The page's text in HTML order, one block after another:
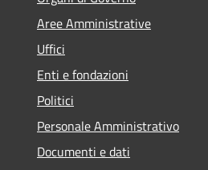
Aree Amministrative
Uffici
Enti e fondazioni
Politici
Personale Amministrativo
Documenti e dati